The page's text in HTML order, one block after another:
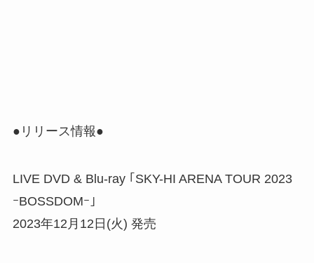
●リリース情報●
LIVE DVD & Blu-ray ｢SKY-HI ARENA TOUR 2023
ｰBOSSDOMｰ｣
2023年12月12日(火) 発売